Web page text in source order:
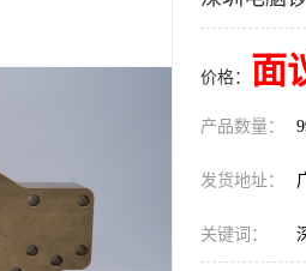
价格： 面
产品数量：
发货地址：
关键词：